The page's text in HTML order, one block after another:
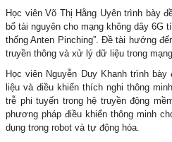
Học viên Võ Thị Hằng Uyên trình bày
bổ tài nguyên cho mạng không dây 6G
thống Anten Pinching”. Đề tài hướng
truyền thông và xử lý dữ liệu trong
Học viên Nguyễn Duy Khanh trình
liệu và điều khiển thích nghi thông
trễ phi tuyến trong hệ truyền động
phương pháp điều khiển thông minh
dụng trong robot và tự động hóa.